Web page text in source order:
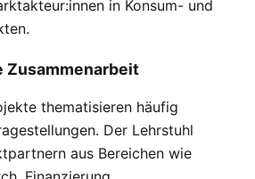
in Konsum- und
Zusammenarbeit
thematisieren häufig
Der Lehrstuhl
aus Bereichen wie